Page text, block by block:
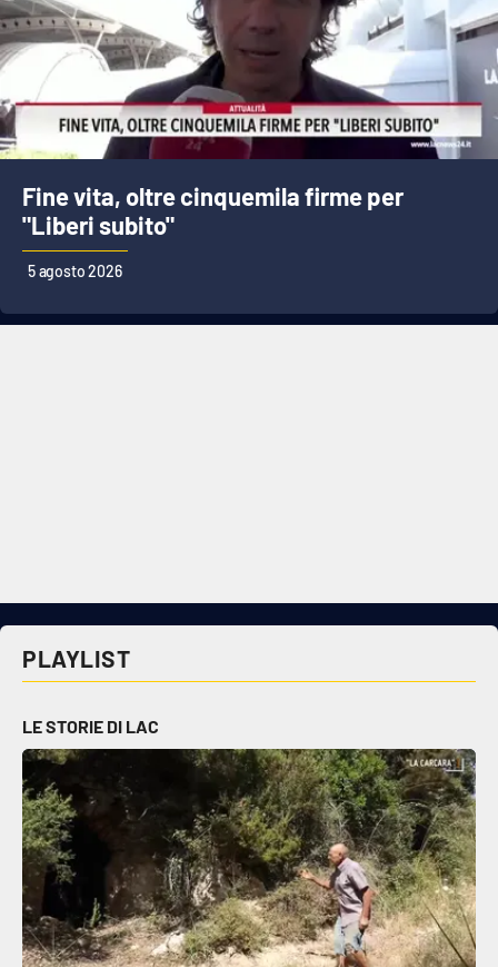
Fine vita, oltre cinquemila firme per
"Liberi subito"
5 agosto 2026
PLAYLIST
LE STORIE DI LAC